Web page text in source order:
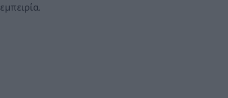
εμπειρία.